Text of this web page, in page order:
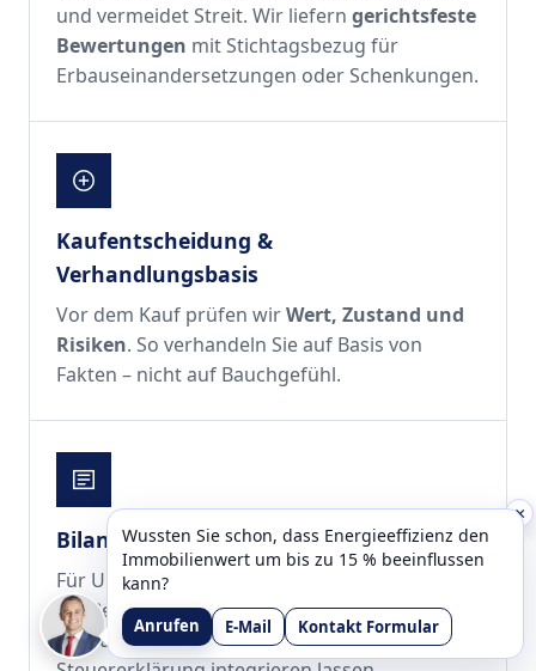
und vermeidet Streit. Wir lieferngerichtsfeste
Bewertungen mit Stichtagsbezug für
Erbauseinandersetzungen oder Schenkungen.
Kaufentscheidung &
Verhandlungsbasis
Vor dem Kauf prüfen wirWert, Zustand und
Risiken. So verhandeln Sie auf Basis von
Fakten – nicht auf Bauchgefühl.
Bilanz & steuerliche Themen
Für Unternehmen und Privatpersonen liefern
wir Bewertungen, diesteuerlich abgestimmt
sind und sich direkt in Bilanz oder
×
Wussten Sie schon, dass Energieeffizienz den
Immobilienwert um bis zu 15 % beeinflussen
kann?
Anrufen E-Mail Kontakt Formular